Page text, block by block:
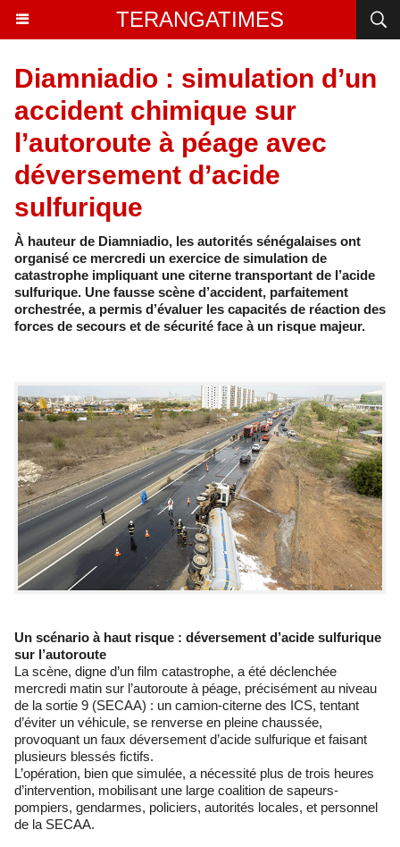
TERANGATIMES
Diamniadio : simulation d’un
accident chimique sur
l’autoroute à péage avec
déversement d’acide
sulfurique
À hauteur de Diamniadio, les autorités sénégalaises ont
organisé ce mercredi un exercice de simulation de
catastrophe impliquant une citerne transportant de l’acide
sulfurique. Une fausse scène d’accident, parfaitement
orchestrée, a permis d’évaluer les capacités de réaction des
forces de secours et de sécurité face à un risque majeur.
Un scénario à haut risque : déversement d’acide sulfurique
sur l’autoroute
La scène, digne d’un film catastrophe, a été déclenchée
mercredi matin sur l’autoroute à péage, précisément au niveau
de la sortie 9 (SECAA) : un camion-citerne des ICS, tentant
d’éviter un véhicule, se renverse en pleine chaussée,
provoquant un faux déversement d’acide sulfurique et faisant
plusieurs blessés fictifs.
L’opération, bien que simulée, a nécessité plus de trois heures
d’intervention, mobilisant une large coalition de sapeurs-
pompiers, gendarmes, policiers, autorités locales, et personnel
de la SECAA.